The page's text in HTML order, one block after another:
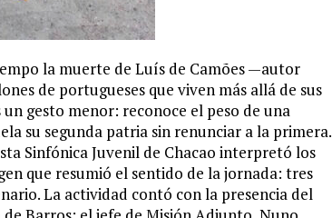
la muerte de Luís de Camões —autor
de portugueses que viven más allá de sus
gesto menor: reconoce el peso de una
su segunda patria sin renunciar a la primera.
Sinfónica Juvenil de Chacao interpretó los
que resumió el sentido de la jornada: tres
La actividad contó con la presencia del